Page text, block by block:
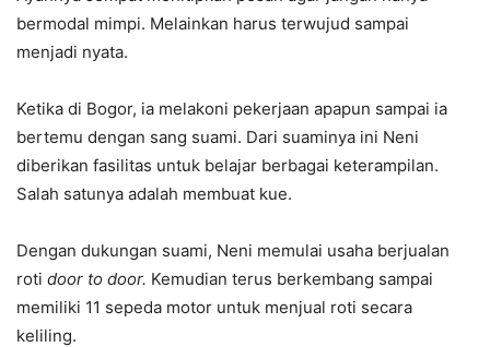
bermodal mimpi. Melainkan harus terwujud sampai
menjadi nyata.
Ketika di Bogor, ia melakoni pekerjaan apapun sampai ia
bertemu dengan sang suami. Dari suaminya ini Neni
diberikan fasilitas untuk belajar berbagai keterampilan.
Salah satunya adalah membuat kue.
Dengan dukungan suami, Neni memulai usaha berjualan
roti door to door. Kemudian terus berkembang sampai
memiliki 11 sepeda motor untuk menjual roti secara
keliling.